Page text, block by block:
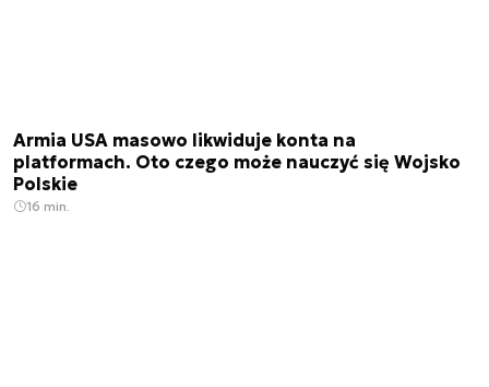
Armia USA masowo likwiduje konta na
platformach. Oto czego może nauczyć się Wojsko
Polskie
16 min.